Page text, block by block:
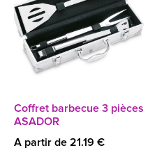
Coffret barbecue 3 pièces
ASADOR
A partir de 21.19 €